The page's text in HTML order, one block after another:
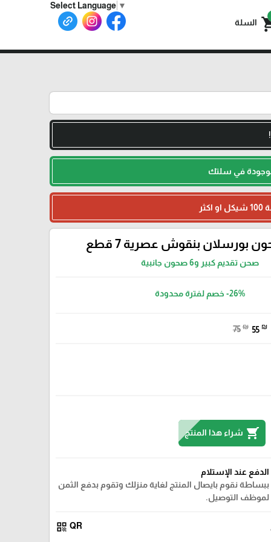
Select Language ▼
السلة
في سلتك
بورسلان بنقوش عصرية 7 قطع
صحن تقديم كبير و6 صحون جانبية
-26% خصم لفترة محدودة
75 ₪ 55 ₪
shopping_cart شراء هذا المنتج
الدفع عند الإستلام
ببساطة نقوم بايصال المنتج لغاية منزلك وتقوم بدفع الثمن
لموظف التوصيل.
QR
qr_code